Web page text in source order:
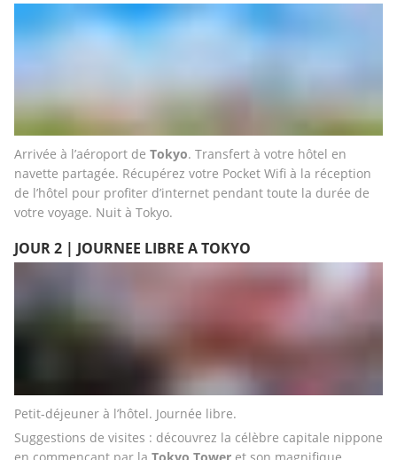
Arrivée à l’aéroport de Tokyo. Transfert à votre hôtel en
navette partagée. Récupérez votre Pocket Wifi à la réception
de l’hôtel pour profiter d’internet pendant toute la durée de
votre voyage. Nuit à Tokyo.
JOUR 2 | JOURNEE LIBRE A TOKYO
Petit-déjeuner à l’hôtel. Journée libre.
Suggestions de visites : découvrez la célèbre capitale nippone